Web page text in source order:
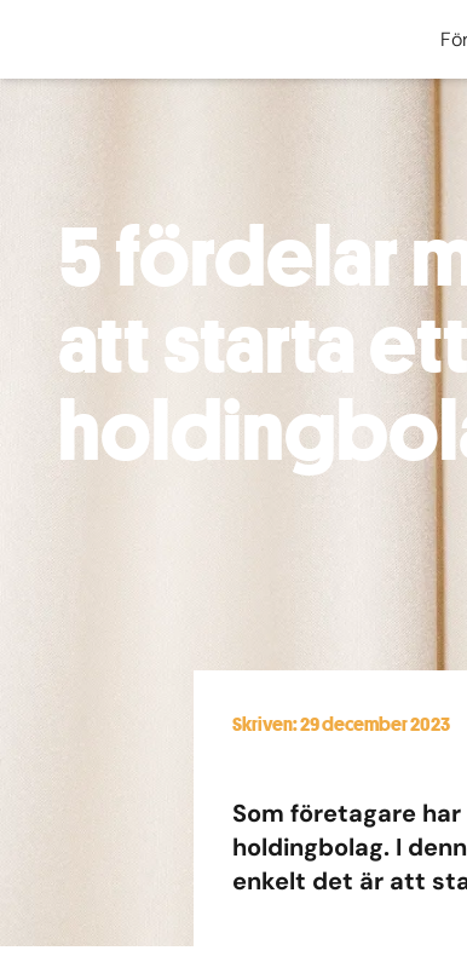
5 fördelar
att starta ett
Skriven: 29 december 2023
Som företagare
holdingbolag. I
enkelt det är att